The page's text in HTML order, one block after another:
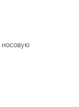
носовую